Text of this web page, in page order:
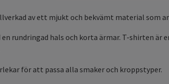
av ett mjukt och bekvämt material som
en rundringad hals och korta ärmar. T-shirten
för att passa alla smaker och kroppstyper.